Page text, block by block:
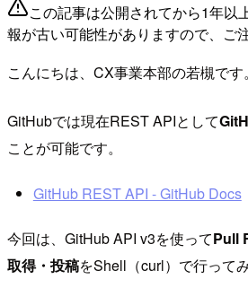
この記事は公開されてから1年以
報が古い可能性がありますので、ご
こんにちは、CX事業本部の若槻です。
GitHubでは現在REST APIとして
ことが可能です。
GitHub REST API - GitHub Docs
今回は、GitHub API v3を使ってPull
取得・投稿をShell（curl）で行ってみ